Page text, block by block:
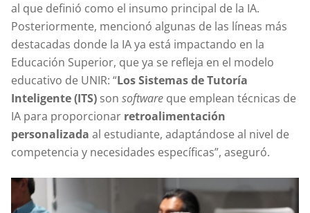
al que definió como el insumo principal de la IA.
Posteriormente, mencionó algunas de las líneas más
destacadas donde la IA ya está impactando en la
Educación Superior, que ya se refleja en el modelo
educativo de UNIR: “Los Sistemas de Tutoría
Inteligente (ITS) son software que emplean técnicas de
IA para proporcionar retroalimentación
personalizada al estudiante, adaptándose al nivel de
competencia y necesidades específicas”, aseguró.